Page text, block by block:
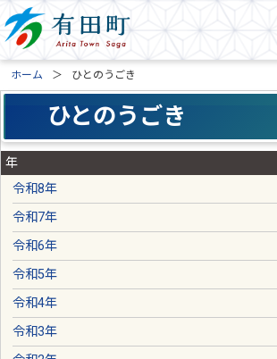
ホーム ひとのうごき
ひとのうごき
年
令和8年
令和7年
令和6年
令和5年
令和4年
令和3年